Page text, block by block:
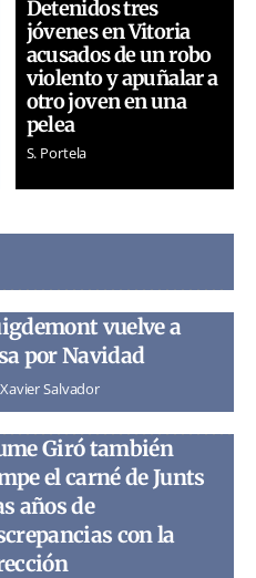
Detenidos tres
jóvenes en Vitoria
acusados de un robo
violento y apuñalar a
otro joven en una
pelea
S. Portela
vuelve a
por Navidad
Xavier Salvador
Giró también
el carné de Junts
años de
con la